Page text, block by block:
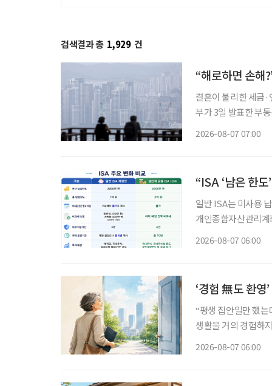
검색결과 총 1,929 건
“해로하면 손해
결혼이 불리한 세금·
부가 3일 발표한 부
2026-08-07 07:00
“ISA ‘남은 한
일반 ISA는 미사용 납
개인종합자산관리
2026-08-07 06:00
‘경험 無도 환영
“평생 집안일만 했
생활을 거의 경험하
2026-08-07 06:00